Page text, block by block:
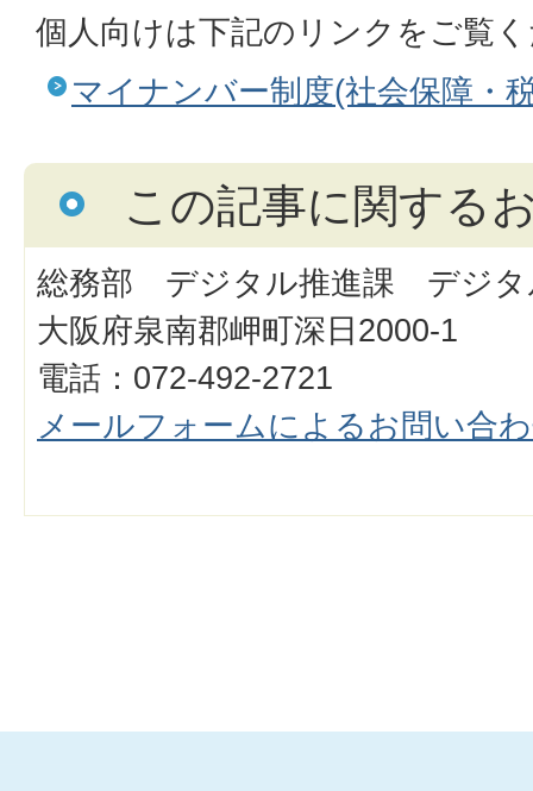
個人向けは下記のリンクをご覧
マイナンバー制度(社会保障・
この記事に関する
総務部 デジタル推進課 デジタ
大阪府泉南郡岬町深日2000-1
電話：072-492-2721
メールフォームによるお問い合